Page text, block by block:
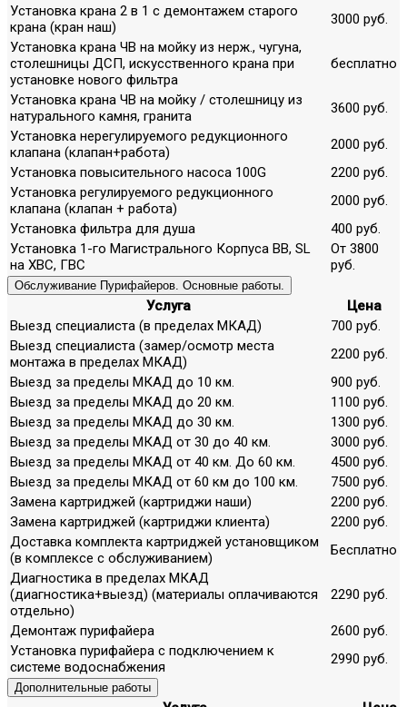
Установка крана 2 в 1 с демонтажем старого
крана (кран наш)
3000 руб.
Установка крана ЧВ на мойку из нерж., чугуна,
столешницы ДСП, искусственного крана при
установке нового фильтра
бесплатно
Установка крана ЧВ на мойку / столешницу из
натурального камня, гранита
3600 руб.
Установка нерегулируемого редукционного
клапана (клапан+работа)
2000 руб.
Установка повысительного насоса 100G
2200 руб.
Установка регулируемого редукционного
клапана (клапан + работа)
2000 руб.
Установка фильтра для душа
400 руб.
Установка 1-го Магистрального Корпуса ВВ, SL
на ХВС, ГВС
От 3800
руб.
Обслуживание Пурифайеров. Основные работы.
Услуга
Цена
Выезд специалиста (в пределах МКАД)
700 руб.
Выезд специалиста (замер/осмотр места
монтажа в пределах МКАД)
2200 руб.
Выезд за пределы МКАД до 10 км.
900 руб.
Выезд за пределы МКАД до 20 км.
1100 руб.
Выезд за пределы МКАД до 30 км.
1300 руб.
Выезд за пределы МКАД от 30 до 40 км.
3000 руб.
Выезд за пределы МКАД от 40 км. До 60 км.
4500 руб.
Выезд за пределы МКАД от 60 км до 100 км.
7500 руб.
Замена картриджей (картриджи наши)
2200 руб.
Замена картриджей (картриджи клиента)
2200 руб.
Доставка комплекта картриджей установщиком
(в комплексе с обслуживанием)
Бесплатно
Диагностика в пределах МКАД
(диагностика+выезд) (материалы оплачиваются
отдельно)
2290 руб.
Демонтаж пурифайера
2600 руб.
Установка пурифайера с подключением к
системе водоснабжения
2990 руб.
Дополнительные работы